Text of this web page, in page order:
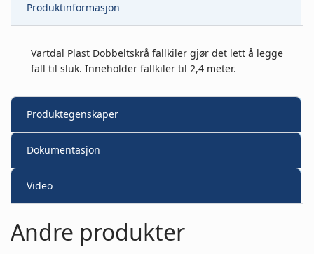
Produktinformasjon
Vartdal Plast Dobbeltskrå fallkiler gjør det lett å legge
fall til sluk. Inneholder fallkiler til 2,4 meter.
Produktegenskaper
Dokumentasjon
Video
Andre produkter